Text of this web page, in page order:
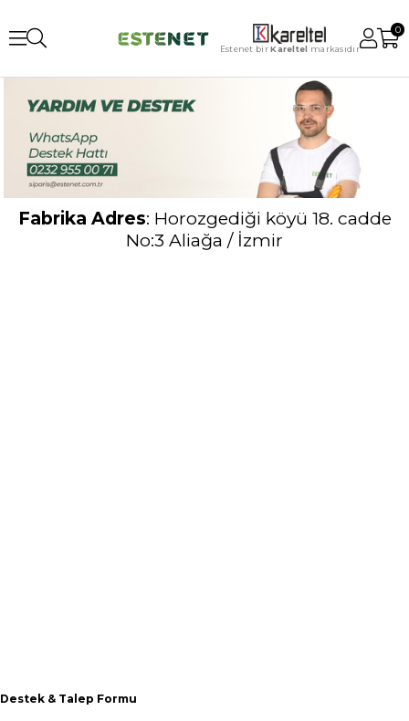
0
Estenet birKareltel markasıdır
Fabrika Adres: Horozgediği köyü 18. cadde
No:3 Aliağa / İzmir
Destek & Talep Formu